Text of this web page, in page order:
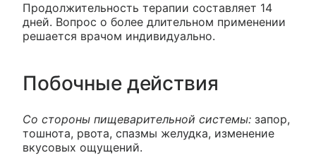
Продолжительность терапии составляет 14
дней. Вопрос о более длительном применении
решается врачом индивидуально.
Побочные действия
Со стороны пищеварительной системы: запор,
тошнота, рвота, спазмы желудка, изменение
вкусовых ощущений.